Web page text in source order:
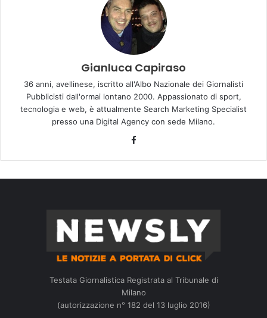
Gianluca Capiraso
36 anni, avellinese, iscritto all'Albo Nazionale dei Giornalisti
Pubblicisti dall'ormai lontano 2000. Appassionato di sport,
tecnologia e web, è attualmente Search Marketing Specialist
presso una Digital Agency con sede Milano.
Facebook
Testata Giornalistica Registrata al Tribunale di
Milano
(autorizzazione n° 182 del 13 luglio 2016)